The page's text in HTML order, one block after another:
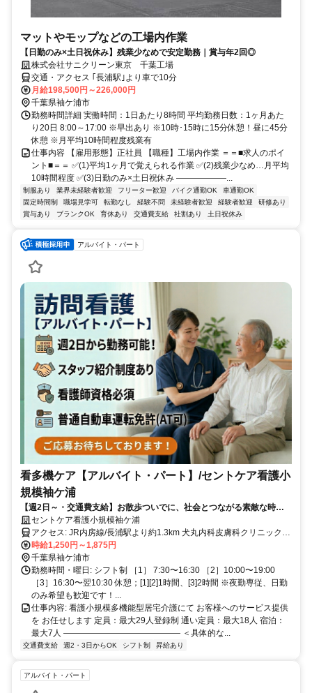
マットやモップなどの工場内作業
【日勤のみ×土日祝休み】残業少なめで安定勤務｜賞与年2回◎
株式会社サニクリーン東京 千葉工場
交通・アクセス ｢長浦駅｣より車で10分
月給198,500円～226,000円
千葉県袖ケ浦市
勤務時間詳細 実働時間：1日あたり8時間 平均勤務日数：1ヶ月あた
り20日 8:00～17:00 ※早出あり ※10時･15時に15分休憩！昼に45分
休憩 ※月平均10時間程度残業有
仕事内容 【雇用形態】正社員 【職種】工場内作業 ＝＝■求人のポイ
ント■＝＝ ✅(1)平均1ヶ月で覚えられる作業 ✅(2)残業少なめ…月平均
10時間程度 ✅(3)日勤のみ×土日祝休み ――――――...
制服あり 業界未経験者歓迎 フリーター歓迎 バイク通勤OK
車通勤OK
固定時間制
職場見学可 転勤なし 経験不問 未経験者歓迎 経験者歓迎
研修あり
賞与あり
ブランクOK 育休あり 交通費支給 社割あり 土日祝休み
アルバイト・パート
看多機ケア【アルバイト・パート】/セントケア看護小
規模袖ケ浦
【週2日～・交通費支給】お散歩ついでに、社会とつながる素敵な時間
を⭐️♪セントケア看護小規模袖ケ浦
アクセス: JR内房線/長浦駅より約1.3km 犬丸内科皮膚科クリニックよ
り140m ＜マイカー通勤可/駐車場完備＞
時給1,250円～1,875円
千葉県袖ケ浦市
勤務時間・曜日: シフト制 ［1］ 7:30〜16:30 ［2］10:00〜19:00
［3］16:30〜翌10:30 休憩；[1][2]1時間、[3]2時間 ※夜勤専従、日勤
のみ希望も歓迎です！...
仕事内容: 看護小規模多機能型居宅介護にて お客様へのサービス提供
を お任せします 定員：最大29人登録制 通い定員：最大18人 宿泊：
最大7人 —————————————— ＜具体的な...
交通費支給 週2・3日からOK シフト制 昇給あり
アルバイト・パート